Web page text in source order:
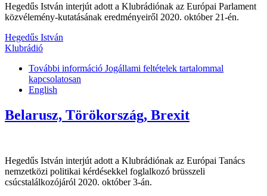
Hegedűs István interjút adott a Klubrádiónak az Európai Parlament
közvélemény-kutatásának eredményeiről 2020. október 21-én.
Hegedűs István
Klubrádió
További információ Jogállami feltételek tartalommal
kapcsolatosan
English
Belarusz, Törökország, Brexit
Hegedűs István interjút adott a Klubrádiónak az Európai Tanács
nemzetközi politikai kérdésekkel foglalkozó brüsszeli
csúcstalálkozójáról 2020. október 3-án.